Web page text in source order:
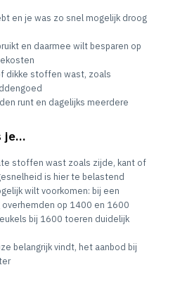
en je was zo snel mogelijk droog
en daarmee wilt besparen op
dikke stoffen wast, zoals
runt en dagelijks meerdere
je…
stoffen wast zoals zijde, kant of
is hier te belastend
wilt voorkomen: bij een
overhemden op 1400 en 1600
bij 1600 toeren duidelijk
belangrijk vindt, het aanbod bij